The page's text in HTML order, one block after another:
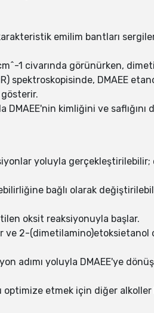
emilim bantları
1 civarında görünürken,
spektroskopisinde, DMAEE
kimliğini ve saflığını
yoluyla
bağlı olarak
oksit reaksiyonuyla başlar.
ve 2-
adımı yoluyla DMAEE'ye
optimize etmek için diğer alkoller